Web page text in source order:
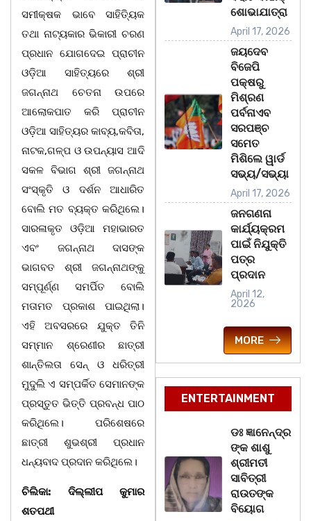
ସମୀକ୍ଷକ ଭାବେ ସାହିତ୍ୟିକ
ତଥା ନାଟ୍ୟକାର ଭିକାରୀ ଚରଣ
ପ୍ରଧାନ ଯୋଗଦେଇ ପ୍ରାଚୀନ
ଓଡ଼ିଆ ସାହିତ୍ୟରେ ଶ୍ରୀ
ଜଗନ୍ନାଥ ଚେତନା ଉପରେ
ଆଲୋକପାତ କରି ପ୍ରାଚୀନ
ଓଡ଼ିଆ ସାହିତ୍ୟର କାବ୍ୟ,କବିତା,
ନାଟକ,ଗଳ୍ପ ଓ ଉପନ୍ୟାସ ଆଦି
ସକଳ ବିଭାଗ ଶ୍ରୀ ଜଗନ୍ନାଥ
ସଂସ୍କୃତି ଓ ଦର୍ଶନ ଆଧାରିତ
ବୋଲି ମତ ବ୍ୟକ୍ତ କରିଥିଲେ।
ସାରଳାକୃତ ଓଡ଼ିଆ ମହାଭାରତ
ଏବଂ ଜଗନ୍ନାଥ ଦାସଙ୍କ
ଭାଗବତ ଶ୍ରୀ ଜଗନ୍ନାଥଙ୍କୁ
ସମ୍ପୂର୍ଣ୍ଣ ସମର୍ପିତ ବୋଲି
ମତାମତ ପ୍ରକାଶ ପାଇଥିଲା।
ଏହି ଅବସରରେ ଯୁକ୍ତ ତିନି
ସମ୍ମାନ ଶ୍ରେଣୀର ଛାତ୍ରୀ
ଶାନ୍ତିଲତା ସେନ୍ ଓ ଧରିତ୍ରୀ
ମୁଦୁଲି ଏ ସମ୍ପର୍କିତ ସେମାନଙ୍କ
ପ୍ରସ୍ତୁତ ଭିତ୍ତି ପ୍ରବନ୍ଧ ପାଠ
କରିଥିଲେ। ପରିଶେଷରେ
ଛାତ୍ରୀ ଶୁଭଶ୍ରୀ ପ୍ରଧାନ
ଧନ୍ୟବାଦ ପ୍ରଦାନ କରିଥିଲେ।
ଚିଲିକା: ଦିଲ୍ଲୀପ କୁମାର
ଶତପଥୀ
ଶୋଭାଯାତ୍ରା
April 17, 2026
ଜୟଦେବ
ବିଜେପି
ପକ୍ଷରୁ
ମିଶ୍ରଣ
ପର୍ବନାଏବ
ସରପଞ୍ଚ
ସମେତ
ମିଶିଲେ ୱାର୍ଡ
ସଭ୍ୟ/ସଭ୍ୟା
April 17, 2026
ଜନଗଣନା
କାର୍ଯ୍ୟକ୍ରମ
ପାଇଁ ନିଯୁକ୍ତି
ପତ୍ର
ପ୍ରଦାନ
April 12,
2026
MORE
ENTERTAINMENT
ଡଃ ଜ୍ଞାନେନ୍ଦ୍ର
ଙ୍କ ଶାଶୁ
ଶ୍ରୀମତୀ
ସାବିତ୍ରୀ
ରାଉତଙ୍କ
ବିୟୋଗ